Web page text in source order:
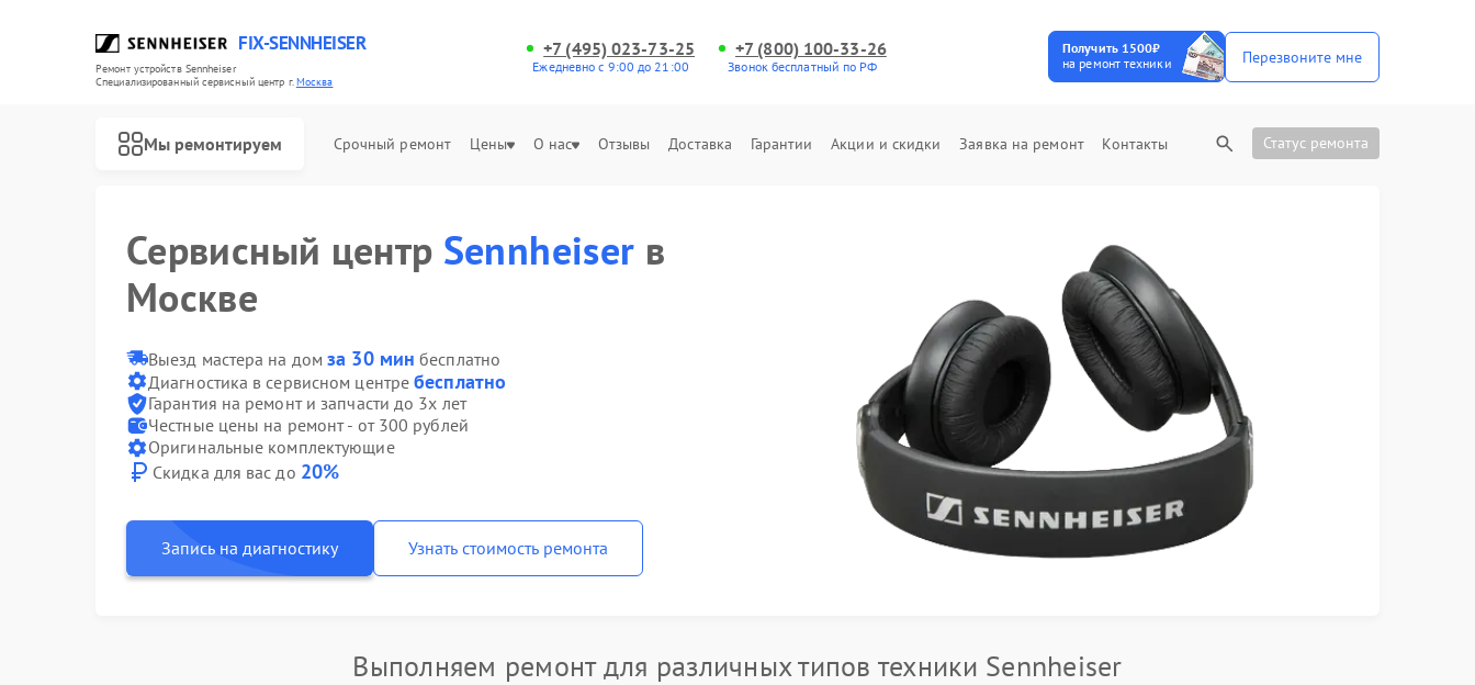
FIX-SENNHEISER
Ремонт устройств Sennheiser
Специализированный cервисный центр г.Москва
+7 (495) 023-73-25
Ежедневно с 9:00 до 21:00
+7 (800) 100-33-26
Звонок бесплатный по РФ
Получить 1500₽
на ремонт техники
Перезвоните мне
Мы ремонтируем Срочный ремонт Цены О нас Отзывы Доставка Гарантии Акции и скидки Заявка на ремонт Контакты Статус ремонта
Сервисный центр Sennheiser в
Москве
Выезд мастера на домза 30 мин бесплатно
Диагностика в сервисном центребесплатно
Гарантия на ремонт и запчасти до 3х лет
Честные цены на ремонт - от 300 рублей
Оригинальные комплектующие
Скидка для вас до 20%
Запись на диагностику Узнать стоимость ремонта
Выполняем ремонт для различных типов техники Sennheiser